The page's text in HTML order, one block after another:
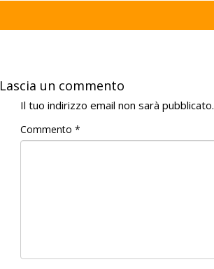
Lascia un commento
Il tuo indirizzo email non sarà pubblicato.
Commento *